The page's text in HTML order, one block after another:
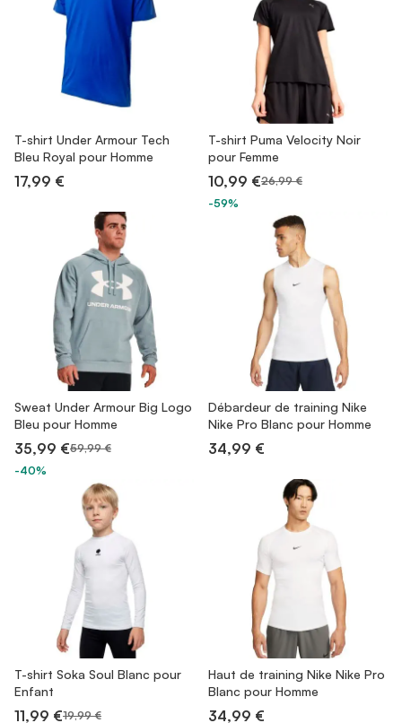
T-shirt Under Armour Tech
Bleu Royal pour Homme
17,99 €
T-shirt Puma Velocity Noir
pour Femme
10,99 €26,99 €
-59%
Sweat Under Armour Big Logo
Bleu pour Homme
35,99 €59,99 €
-40%
Débardeur de training Nike
Nike Pro Blanc pour Homme
34,99 €
T-shirt Soka Soul Blanc pour
Enfant
11,99 €19,99 €
Haut de training Nike Nike Pro
Blanc pour Homme
34,99 €